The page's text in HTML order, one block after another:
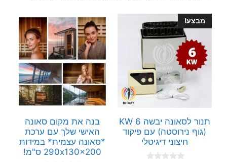
מבצע!
תנור לסאונה יבשה 6 KW
(גוף נירוסטה) עם פיקוד
חיצוני דיגיטלי
בנה את מקום סאונה
האישי שלך עם ערכת
*סאונה עצמית* במידות
290x130x200 ס"מ!